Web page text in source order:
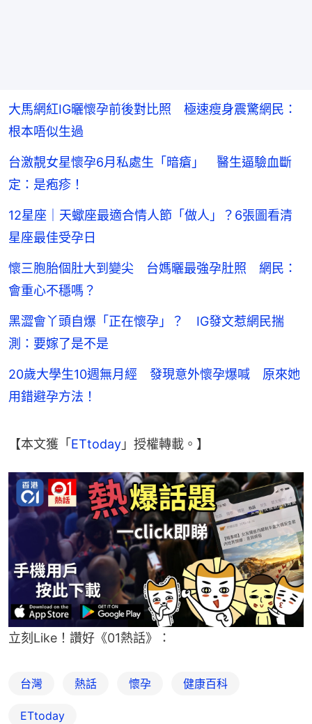
大馬網紅IG曬懷孕前後對比照 極速瘦身震驚網民：
根本唔似生過
台激靚女星懷孕6月私處生「暗瘡」 醫生逼驗血斷
定：是疱疹！
12星座｜天蠍座最適合情人節「做人」？6張圖看清
星座最佳受孕日
懷三胞胎個肚大到變尖 台媽曬最強孕肚照 網民：
會重心不穩嗎？
黑澀會丫頭自爆「正在懷孕」？ IG發文惹網民揣
測：要嫁了是不是
20歲大學生10週無月經 發現意外懷孕爆喊 原來她
用錯避孕方法！
【本文獲「 ETtoday 」授權轉載。】
立刻Like！讚好《01熱話》：
台灣 熱話 懷孕 健康百科
ETtoday